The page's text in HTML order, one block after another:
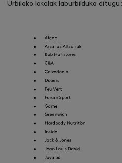
Urbileko lokalak laburbilduko ditugu: